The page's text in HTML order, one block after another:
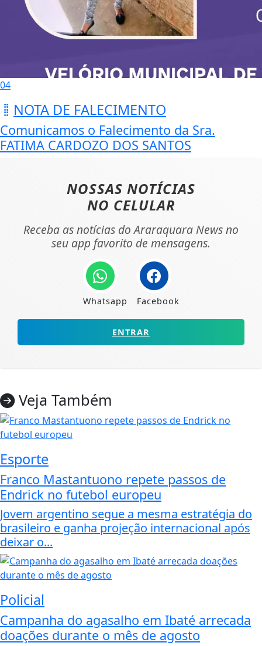
04
NOTA DE FALECIMENTO
Comunicamos o Falecimento da Sra.
FATIMA CARDOZO DOS SANTOS
NOSSAS NOTÍCIAS
NO CELULAR
Receba as notícias do Araraquara News no
seu app favorito de mensagens.
Whatsapp Facebook
ENTRAR
Veja Também
Esporte
Franco Mastantuono repete passos de
Endrick no futebol europeu
Jovem argentino segue a mesma estratégia do
brasileiro e ganha projeção internacional após
deixar o...
Policial
Campanha do agasalho em Ibaté arrecada
doações durante o mês de agosto